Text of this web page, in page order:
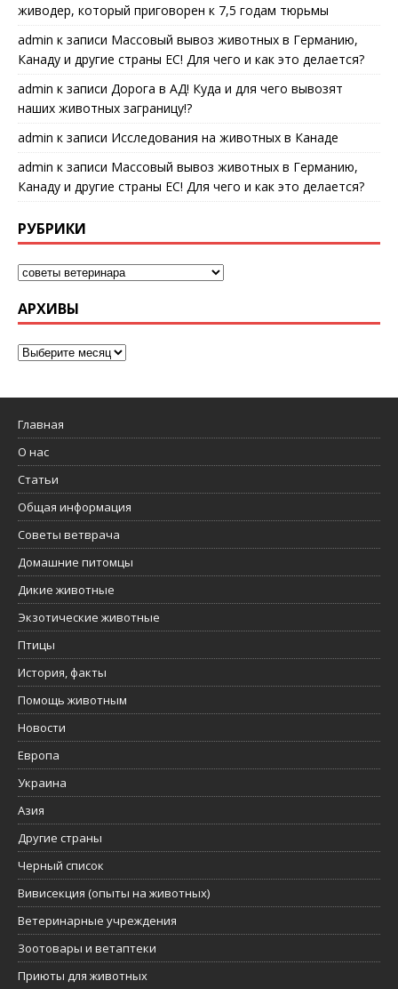
живодер, который приговорен к 7,5 годам тюрьмы
admin к записи Массовый вывоз животных в Германию,
Канаду и другие страны ЕС! Для чего и как это делается?
admin к записи Дорога в АД! Куда и для чего вывозят
наших животных заграницу!?
admin к записи Исследования на животных в Канаде
admin к записи Массовый вывоз животных в Германию,
Канаду и другие страны ЕС! Для чего и как это делается?
РУБРИКИ
АРХИВЫ
Главная
О нас
Статьи
Общая информация
Советы ветврача
Домашние питомцы
Дикие животные
Экзотические животные
Птицы
История, факты
Помощь животным
Новости
Европа
Украина
Азия
Другие страны
Черный список
Вивисекция (опыты на животных)
Ветеринарные учреждения
Зоотовары и ветаптеки
Приюты для животных